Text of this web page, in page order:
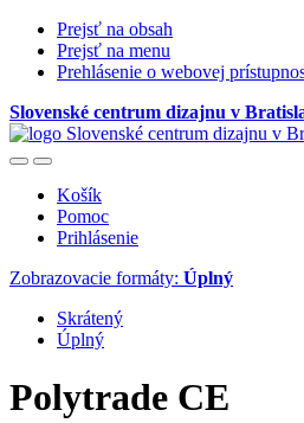
Prejsť na obsah
Prejsť na menu
Prehlásenie o webovej
Slovenské centrum dizajnu v
Košík
Pomoc
Prihlásenie
Zobrazovacie formáty: Úplný
Skrátený
Úplný
Polytrade CE